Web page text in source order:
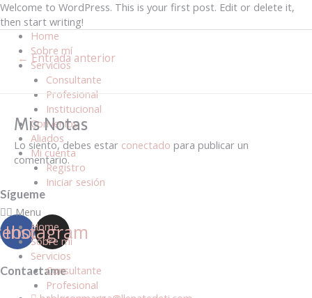
Home
Sobre mí
Servicios
Consultante
Profesional
Institucional
Convenios
Aliados
Mi cuenta
Registro
Iniciar sesión
Menu
Home
Sobre mí
Servicios
Consultante
Profesional
Welcome to WordPress. This is your first post. Edit or delete it,
then start writing!
Navegación
entradas
← Entrada anterior
Mis Notas
Lo siento, debes estar conectado para publicar un
comentario.
Sígueme
Instagram
Contactame